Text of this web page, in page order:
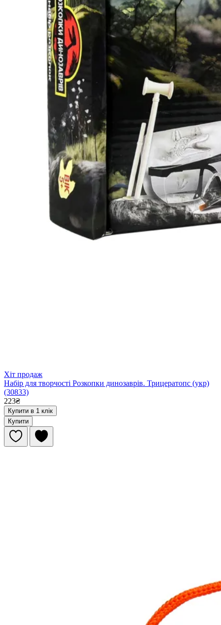
Хіт продаж
Набір для творчості Розкопки динозаврів. Трицератопс (укр)
(30833)
223₴
Купити в 1 клік
Купити